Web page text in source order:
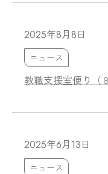
2025年8月8日
ニュース
教職支援室便り（
2025年6月13日
ニュース